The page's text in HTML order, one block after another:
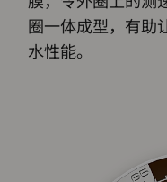
圈一体成型，有助
水性能。